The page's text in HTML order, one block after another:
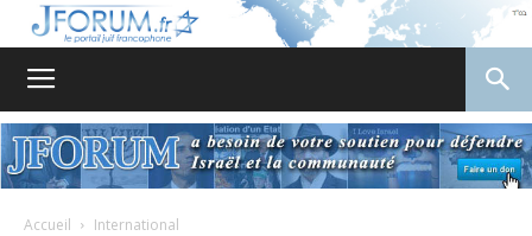
Accueil International